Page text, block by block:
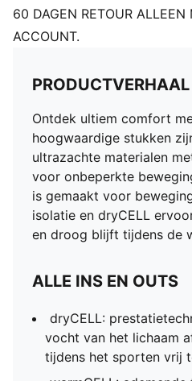
60 DAGEN RETOUR
ACCOUNT.
PRODUCTVERHAAL
Ontdek ultiem comfort
hoogwaardige stukken
ultrazachte materialen
voor onbeperkte
is gemaakt voor
isolatie en dryCELL
en droog blijft tijdens de
ALLE INS EN OUTS
dryCELL:
vocht van het lichaam
tijdens het sporten vrij